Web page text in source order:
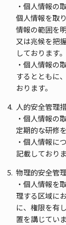
・個人情報の
個人情報を取
情報の範囲を
又は兆候を把
しております。
・個人情報の
するとともに
おります。
人的安全管理
・個人情報の
定期的な研修
・個人情報に
記載しておりま
物理的安全管
・個人情報を
理する区域に
に、権限を有
置を講じていま